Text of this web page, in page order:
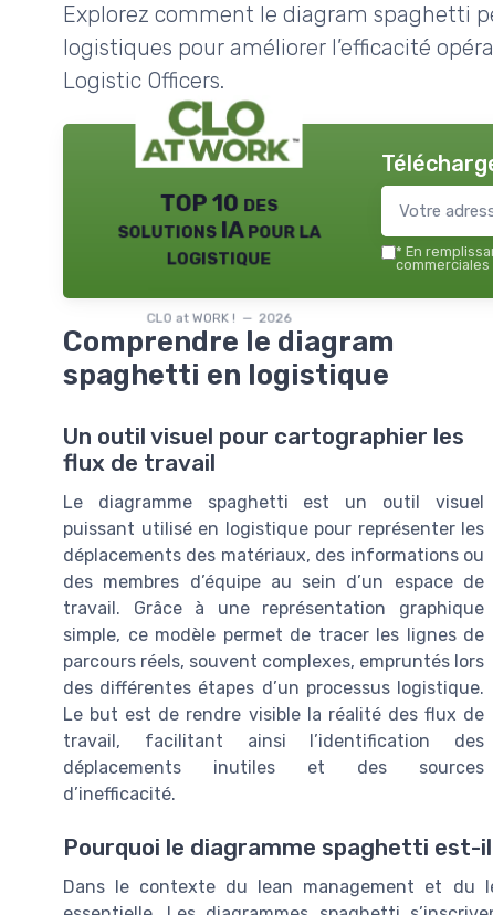
Explorez comment le diagram spaghetti
logistiques pour améliorer l’efficacité
Logistic Officers.
TOP 10 des
solutions IA pour la
logistique
CLO at WORK ! — 2026
* En
commerciales
Comprendre le diagram
spaghetti en logistique
Un outil visuel pour cartographier les
flux de travail
Le diagramme spaghetti est un outil visuel
puissant utilisé en logistique pour représenter les
déplacements des matériaux, des informations ou
des membres d’équipe au sein d’un espace de
travail. Grâce à une représentation graphique
simple, ce modèle permet de tracer les lignes de
parcours réels, souvent complexes, empruntés lors
des différentes étapes d’un processus logistique.
Le but est de rendre visible la réalité des flux de
travail, facilitant ainsi l’identification des
déplacements inutiles et des sources
d’inefficacité.
Pourquoi le diagramme spaghetti est-
Dans le contexte du lean management et du